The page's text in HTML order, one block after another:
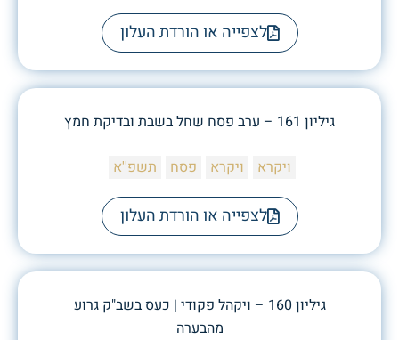
לצפייה או הורדת העלון
גיליון 161 – ערב פסח שחל בשבת ובדיקת חמץ
ויקרא ויקרא פסח תשפ''א
לצפייה או הורדת העלון
גיליון 160 – ויקהל פקודי | כעס בשב"ק גרוע
מהבערה